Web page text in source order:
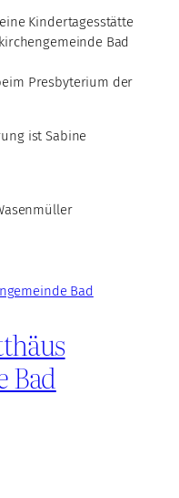
Kindertagesstätte
Bad
Presbyterium der
ist Sabine
Bad